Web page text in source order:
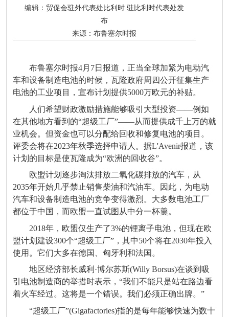
编辑： 贸促会驻外代表处比利时 驻比利时代表处发
布
来源： 布鲁塞尔时报
布鲁塞尔时报4月7日报道，正当全球加紧为电动汽
车和设备制造电池的时候，瓦隆政府周四公开征集生产
电池的工业项目，宣布计划提供5000万欧元的补贴。
人们希望财政激励措施能够吸引大型投资——例如
在其他地方看到的“超级工厂”——从而提供成千上万的就
业机会。但资金也可以分配给回收和修复电池的项目。
评委会将在2023年秋季选择申请人。据L'Avenir报道，该
计划的目标是使瓦隆成为“欧洲的回收谷”。
欧盟计划逐步淘汰排放二氧化碳排放的汽车，从
2035年开始几乎禁止销售柴油和汽油车。因此，为电动
汽车和设备制造电池的竞争变得激烈。大多数电池工厂
都位于中国，而欧盟一直试图从中分一杯羹。
2018年，欧盟仅生产了3%的锂离子电池，但现在欧
盟计划建设300个“超级工厂”，其中50个将在2030年投入
使用。它们大多在德国、匈牙利和法国。
地区经济部长威利·博尔苏斯(Willy Borsus)在谈到吸
引电池制造商的举措时表示，“我们不能只是站在路边看
着火车经过。这将是一个错误。我们必须正确出牌。”
“超级工厂”(Gigafactories)指的是每年能够快速为数十